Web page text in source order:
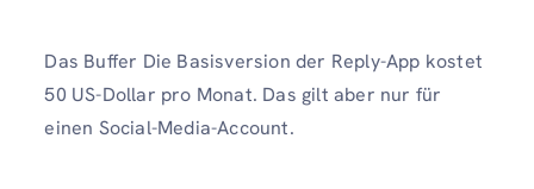
Das Buffer Die Basisversion der Reply-App kostet
50 US-Dollar pro Monat. Das gilt aber nur für
einen Social-Media-Account.